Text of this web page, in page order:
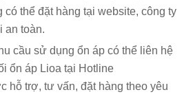
có thể đặt hàng tại website, công ty
an toàn.
cầu sử dụng ổn áp có thể liên hệ
ổn áp Lioa tại Hotline
hỗ trợ, tư vấn, đặt hàng theo yêu